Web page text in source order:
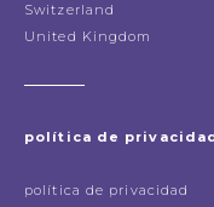
Switzerland
United Kingdom
política de
política de privacidad